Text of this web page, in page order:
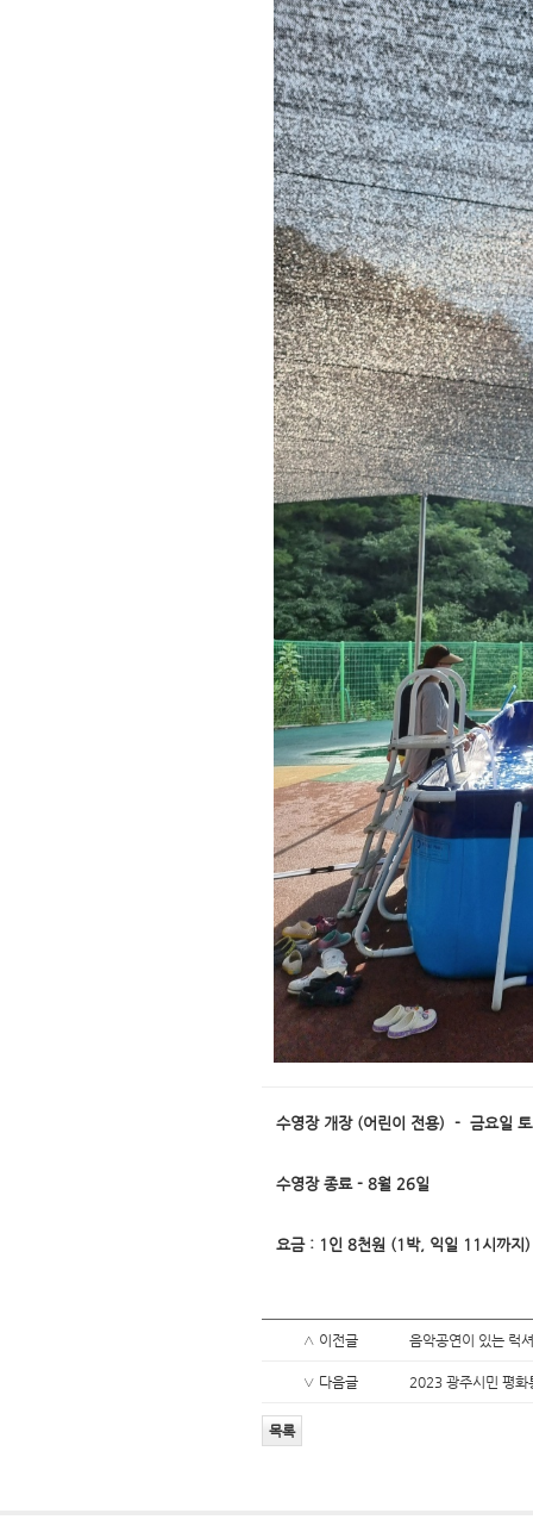
수영장 개장 (어린이 전용) - 금요일
수영장 종료 - 8월 26일
요금 : 1인 8천원 (1박, 익일 11시까지)
∧ 이전글 음악공연이 있는 럭
∨ 다음글 2023 광주시민 평화
목록